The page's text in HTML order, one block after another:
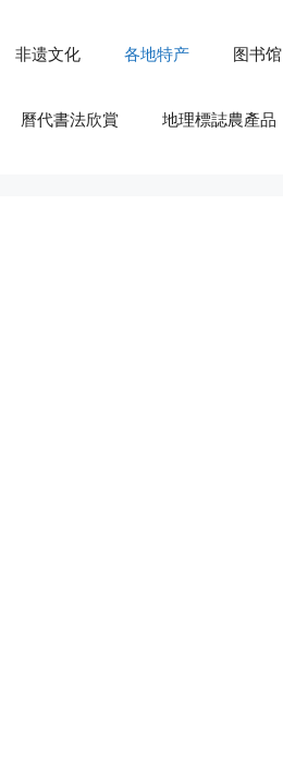
非遗文化 各地特产 图书馆
曆代書法欣賞 地理標誌農產品